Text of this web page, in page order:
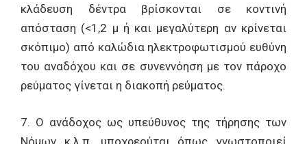
κλάδευση δέντρα βρίσκονται σε κοντινή
απόσταση (<1,2 μ ή και μεγαλύτερη αν κρίνεται
σκόπιμο) από καλώδια ηλεκτροφωτισμού ευθύνη
του αναδόχου και σε συνεννόηση με τον πάροχο
ρεύματος γίνεται η διακοπή ρεύματος.
7. Ο ανάδοχος ως υπεύθυνος της τήρησης των
Νόμων κ.λ.π. υποχρεούται όπως γνωστοποιεί